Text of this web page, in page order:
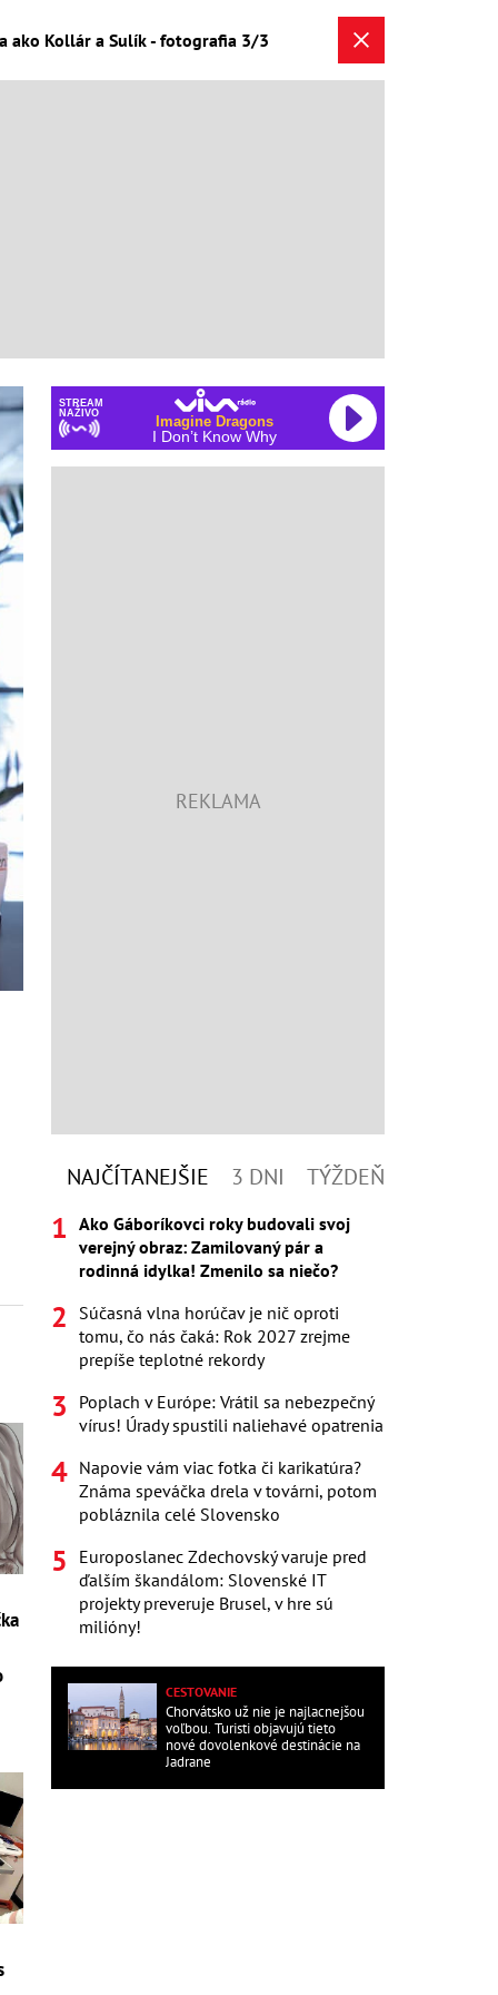
ako Kollár a Sulík - fotografia 3/3
STREAM
NAŽIVO
Imagine Dragons
I Don’t Know Why
NAJČÍTANEJŠIE 3 DNI TÝŽDEŇ
Ako Gáboríkovci roky budovali svoj
verejný obraz: Zamilovaný pár a
rodinná idylka! Zmenilo sa niečo?
Súčasná vlna horúčav je nič oproti
tomu, čo nás čaká: Rok 2027 zrejme
prepíše teplotné rekordy
Poplach v Európe: Vrátil sa nebezpečný
vírus! Úrady spustili naliehavé opatrenia
Napovie vám viac fotka či karikatúra?
Známa speváčka drela v továrni, potom
pobláznila celé Slovensko
Europoslanec Zdechovský varuje pred
ďalším škandálom: Slovenské IT
projekty preveruje Brusel, v hre sú
milióny!
CESTOVANIE
Chorvátsko už nie je najlacnejšou
voľbou. Turisti objavujú tieto
nové dovolenkové destinácie na
Jadrane